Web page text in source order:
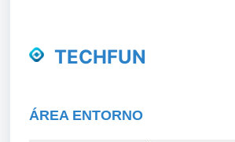
TECHFUN
ÁREA ENTORNO